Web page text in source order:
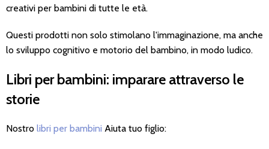
creativi per bambini di tutte le età.
Questi prodotti non solo stimolano l'immaginazione, ma anche
lo sviluppo cognitivo e motorio del bambino, in modo ludico.
Libri per bambini: imparare attraverso le
storie
Nostro libri per bambini Aiuta tuo figlio: